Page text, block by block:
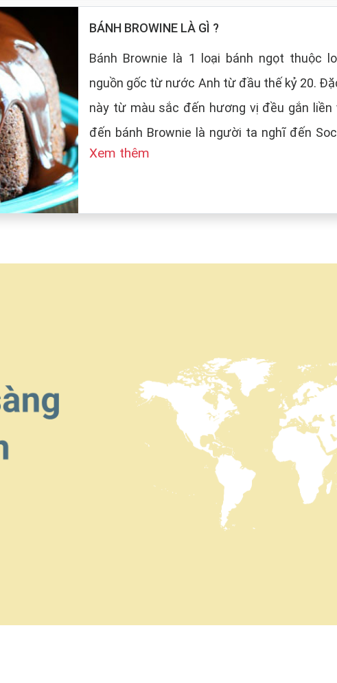
BÁNH BROWINE LÀ GÌ ?
Bánh Brownie là 1 loại bánh ngọt thuộc
nguồn gốc từ nước Anh từ đầu thế kỷ 20.
này từ màu sắc đến hương vị đều gắn liền
đến bánh Brownie là người ta nghĩ đến
tên bánh là Brown (màu nâu) tượng trưng
Xem thêm